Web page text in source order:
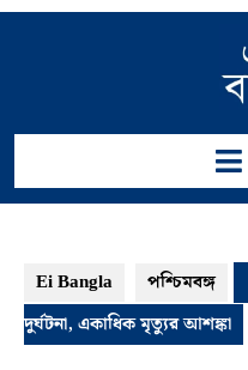
Ei Bangla পশ্চিমবঙ্গ
দুর্ঘটনা, একাধিক মৃত্যুর আশঙ্কা